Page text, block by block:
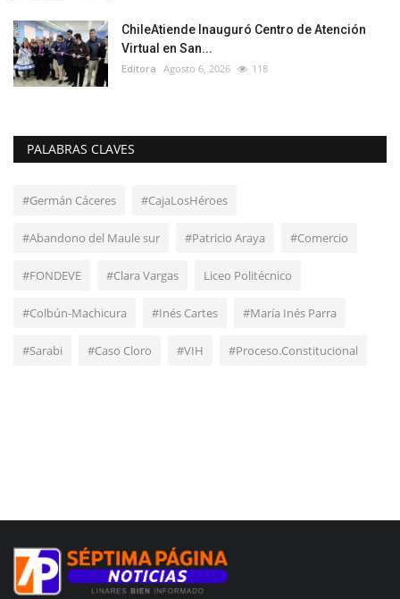
ChileAtiende Inauguró Centro de Atención
Virtual en San...
Editora Agosto 6, 2026 118
PALABRAS CLAVES
#Germán Cáceres #CajaLosHéroes
#Abandono del Maule sur #Patricio Araya #Comercio
#FONDEVE #Clara Vargas Liceo Politécnico
#Colbún-Machicura #Inés Cartes #María Inés Parra
#Sarabi #Caso Cloro #VIH #Proceso.Constitucional